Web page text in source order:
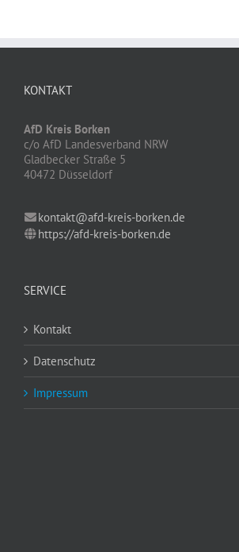
KONTAKT
AfD Kreis Borken
c/o AfD Landesverband NRW
Gladbecker Straße 5
40472 Düsseldorf
kontakt@afd-kreis-borken.de
https://afd-kreis-borken.de
SERVICE
Kontakt
Datenschutz
Impressum